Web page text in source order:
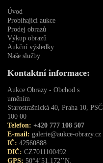
Úvod
Probíhající aukce
Prodej obrazů
Výkup obrazů
Aukční výsledky
Naše služby
Kontaktní informace:
Aukce Obrazy - Obchod s
uměním
Starostrašnická 40, Praha 10, PSČ
100 00
Telefon: +420 777 108 507
E-mail: galerie@aukce-obrazy.cz
IČ: 42560888
DIČ: CZ7011100492
GPS: 50°4’51.172’’N,